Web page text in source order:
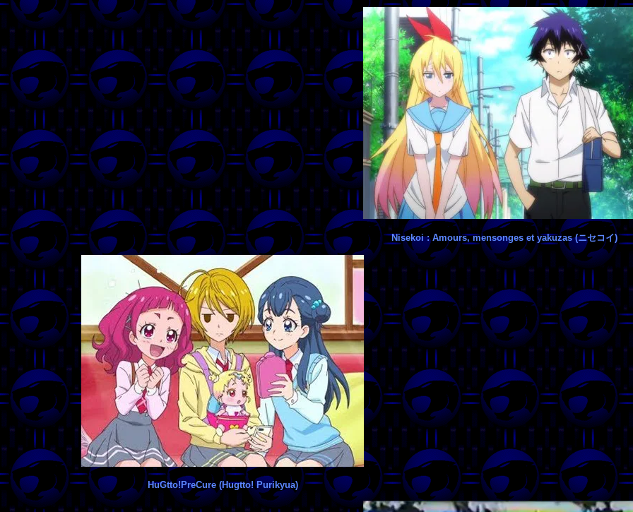
Nisekoi : Amours, mensonges et yakuzas (ニセコイ)
HuGtto!PreCure (Hugtto! Purikyua)